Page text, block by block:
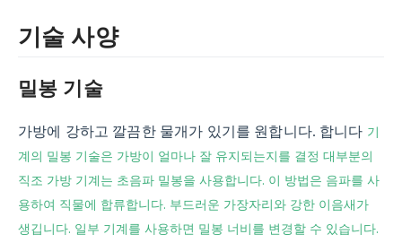
기술 사양
밀봉 기술
가방에 강하고 깔끔한 물개가 있기를 원합니다. 합니다 기
계의 밀봉 기술은 가방이 얼마나 잘 유지되는지를 결정 대부분의
직조 가방 기계는 초음파 밀봉을 사용합니다. 이 방법은 음파를 사
용하여 직물에 합류합니다. 부드러운 가장자리와 강한 이음새가
생깁니다. 일부 기계를 사용하면 밀봉 너비를 변경할 수 있습니다.